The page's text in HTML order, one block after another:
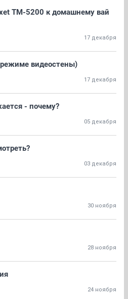
TM-5200 к домашнему вай
17 декабря
видеостены)
17 декабря
- почему?
05 декабря
03 декабря
30 ноября
28 ноября
24 ноября